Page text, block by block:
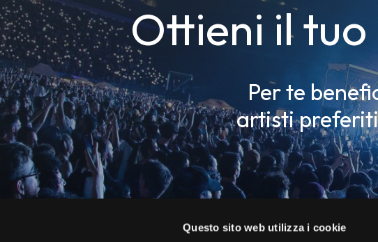
Questo sito web utilizza i cookie
Ottieni il
Per te
artisti